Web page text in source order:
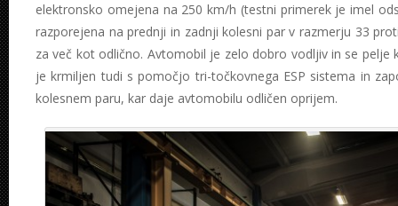
elektronsko omejena na 250 km/h (testni primerek je imel
razporejena na prednji in zadnji kolesni par v razmerju 33
za več kot odlično. Avtomobil je zelo dobro vodljiv in se pelje
je krmiljen tudi s pomočjo tri-točkovnega ESP sistema in
kolesnem paru, kar daje avtomobilu odličen oprijem.